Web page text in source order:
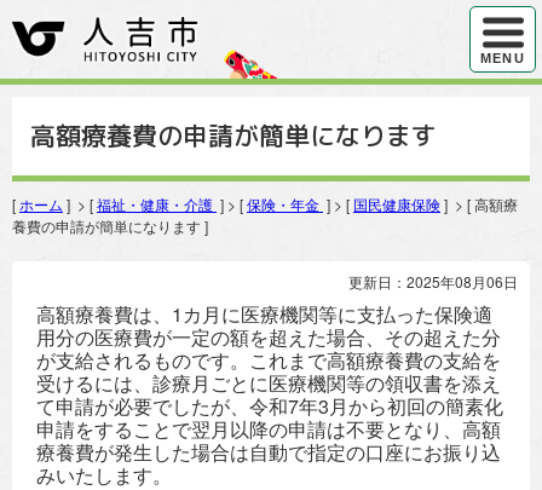
ハンバ
MENU
高額療養費の申請が簡単になります
[ ホーム ] > [福祉・健康・介護 ] > [保険・年金 ] > [ 国民健康保険] > [ 高額療
養費の申請が簡単になります ]
更新日：2025年08月06日
高額療養費は、1カ月に医療機関等に支払った保険適
用分の医療費が一定の額を超えた場合、その超えた分
が支給されるものです。これまで高額療養費の支給を
受けるには、診療月ごとに医療機関等の領収書を添え
て申請が必要でしたが、令和7年3月から初回の簡素化
申請をすることで翌月以降の申請は不要となり、高額
療養費が発生した場合は自動で指定の口座にお振り込
みいたします。